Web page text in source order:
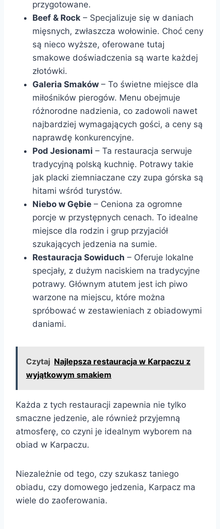
przygotowane.
Beef & Rock – Specjalizuje się w daniach
mięsnych, zwłaszcza wołowinie. Choć ceny
są nieco wyższe, oferowane tutaj
smakowe doświadczenia są warte każdej
złotówki.
Galeria Smaków – To świetne miejsce dla
miłośników pierogów. Menu obejmuje
różnorodne nadzienia, co zadowoli nawet
najbardziej wymagających gości, a ceny są
naprawdę konkurencyjne.
Pod Jesionami – Ta restauracja serwuje
tradycyjną polską kuchnię. Potrawy takie
jak placki ziemniaczane czy zupa górska są
hitami wśród turystów.
Niebo w Gębie – Ceniona za ogromne
porcje w przystępnych cenach. To idealne
miejsce dla rodzin i grup przyjaciół
szukających jedzenia na sumie.
Restauracja Sowiduch – Oferuje lokalne
specjały, z dużym naciskiem na tradycyjne
potrawy. Głównym atutem jest ich piwo
warzone na miejscu, które można
spróbować w zestawieniach z obiadowymi
daniami.
Czytaj Najlepsza restauracja w Karpaczu z
wyjątkowym smakiem
Każda z tych restauracji zapewnia nie tylko
smaczne jedzenie, ale również przyjemną
atmosferę, co czyni je idealnym wyborem na
obiad w Karpaczu.
Niezależnie od tego, czy szukasz taniego
obiadu, czy domowego jedzenia, Karpacz ma
wiele do zaoferowania.